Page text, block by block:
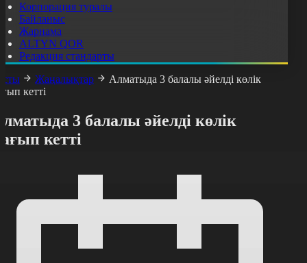
Корпорация туралы
Байланыс
Жарнама
ALTYN QOR
Редакция стандарты
Жаңалықтар
Алматыда 3 балалы әйелді көлік
кетті
3 балалы әйелді көлік
кетті